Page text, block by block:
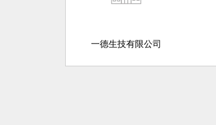
一德生技有限公司